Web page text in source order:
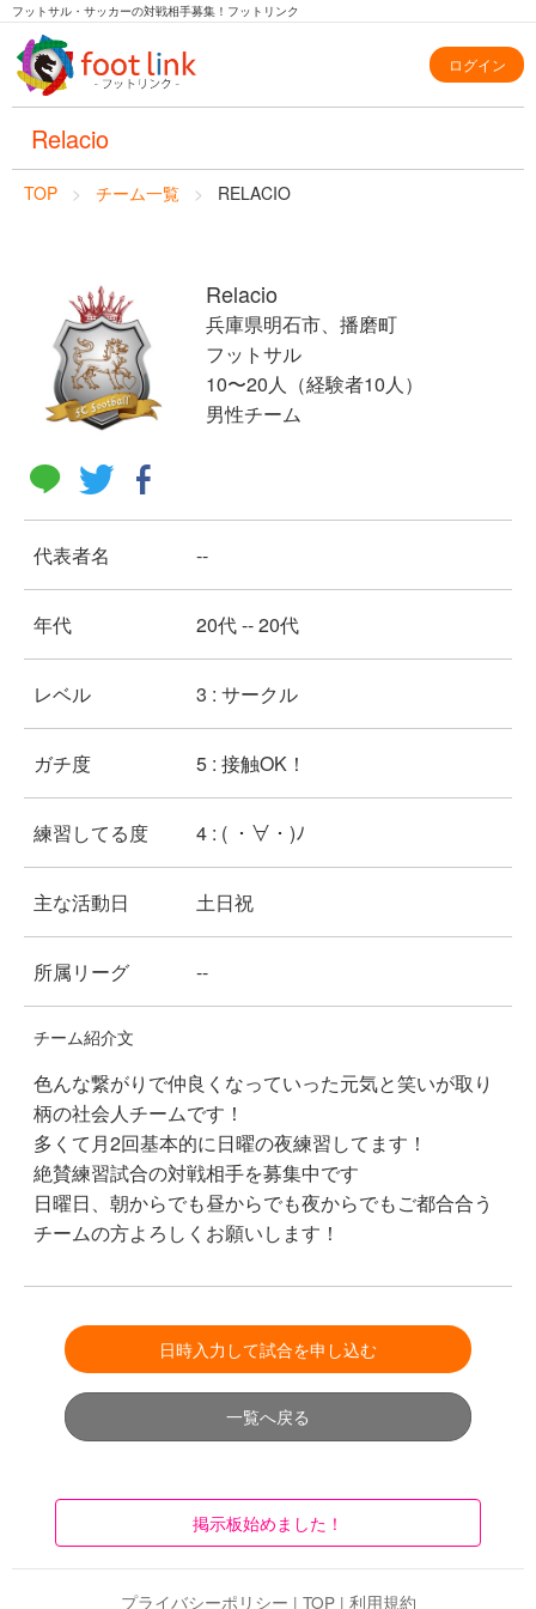
フットサル・サッカーの対戦相手募集！フットリンク
ログイン
Relacio
TOP チーム一覧 RELACIO
Relacio
兵庫県明石市、播磨町
フットサル
10〜20人（経験者10人）
男性チーム
代表者名 --
年代 20代 -- 20代
レベル 3 : サークル
ガチ度 5 : 接触OK！
練習してる度 4 : ( ・∀・)ﾉ
主な活動日 土日祝
所属リーグ --
チーム紹介文
色んな繋がりで仲良くなっていった元気と笑いが取り
柄の社会人チームです！
多くて月2回基本的に日曜の夜練習してます！
絶賛練習試合の対戦相手を募集中です
日曜日、朝からでも昼からでも夜からでもご都合合う
チームの方よろしくお願いします！
日時入力して試合を申し込む
一覧へ戻る
掲示板始めました！
プライバシーポリシー | TOP| 利用規約